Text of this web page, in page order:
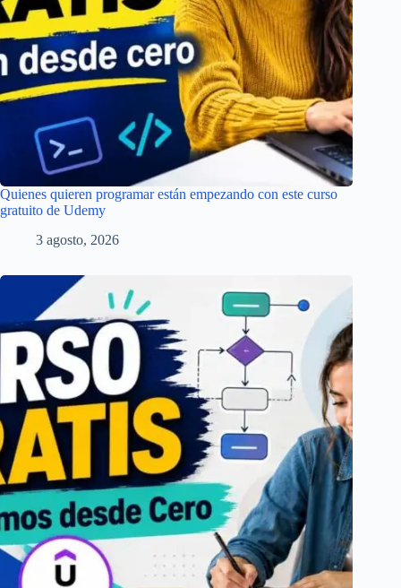
Quienes quieren programar están empezando con este curso
gratuito de Udemy
3 agosto, 2026